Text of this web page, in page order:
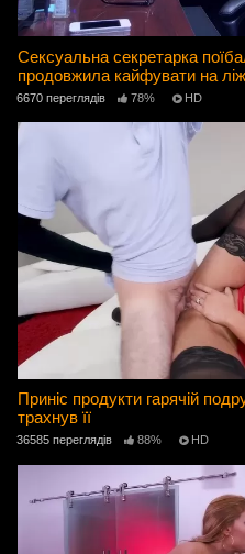
Сексуальна секретарка
продовжила кайфувати на
6670 переглядів 78% HD
Приніс продукти гарячій
трахнув її
36585 переглядів 88% HD